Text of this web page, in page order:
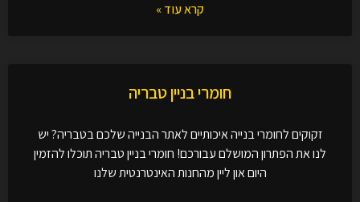
קרא עוד »
חומרי בניין טבריה
זקוקים לחומרי בנייה איכותיים לאתר הבנייה שלכם בטבריה? יש
לנו את הפתרון המושלם עבורכם! חומרי בניין טבריה תוכלו להזמין
היום און ליין מהחנות האינטרנטית שלנו